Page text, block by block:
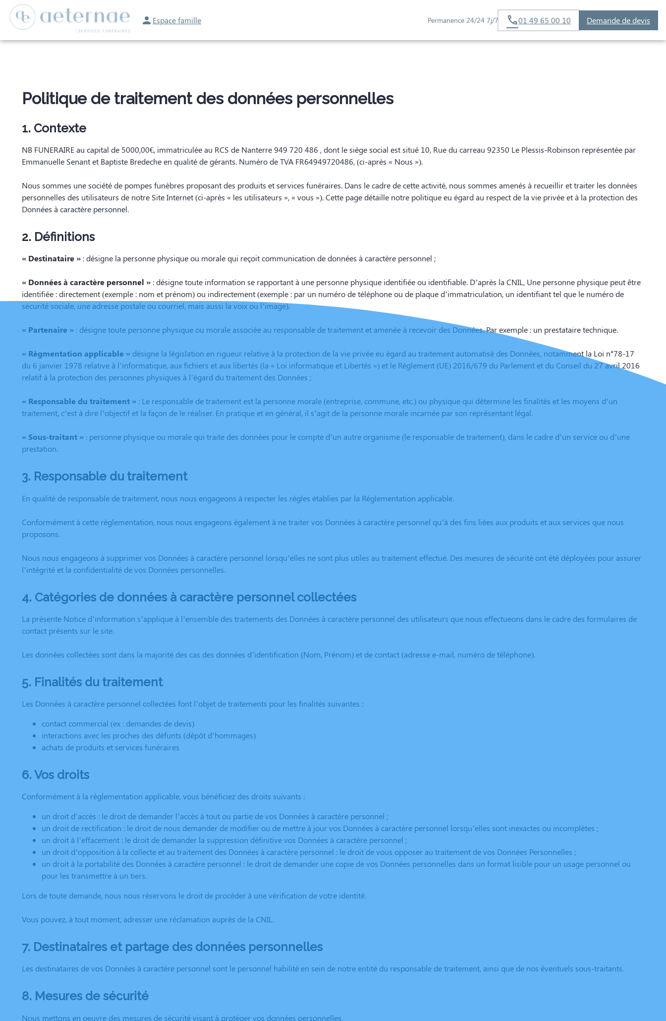
Espace famille Permanence 24/24 7j/7 01 49 65 00 10 Demande de devis
ORGANISER DES OBSÈQUESPRÉVOIR SES OBSÈQUESMONUMENTS FUNÉRAIRES ESPACES HOMMAGES
Politique de traitement des données personnelles
1. Contexte
NB FUNERAIRE au capital de 5000,00€, immatriculée au RCS de Nanterre 949 720 486 , dont le siège social est situé 10, Rue du carreau 92350 Le Plessis-Robinson représentée par
Emmanuelle Senant et Baptiste Bredeche en qualité de gérants. Numéro de TVA FR64949720486, (ci-après « Nous »).
Nous sommes une société de pompes funèbres proposant des produits et services funéraires. Dans le cadre de cette activité, nous sommes amenés à recueillir et traiter les données
personnelles des utilisateurs de notre Site Internet (ci-après « les utilisateurs », « vous »). Cette page détaille notre politique eu égard au respect de la vie privée et à la protection des
Données à caractère personnel.
2. Définitions
« Destinataire » : désigne la personne physique ou morale qui reçoit communication de données à caractère personnel ;
« Données à caractère personnel » : désigne toute information se rapportant à une personne physique identifiée ou identifiable. D’après la CNIL, Une personne physique peut être
identifiée : directement (exemple : nom et prénom) ou indirectement (exemple : par un numéro de téléphone ou de plaque d’immatriculation, un identifiant tel que le numéro de
sécurité sociale, une adresse postale ou courriel, mais aussi la voix ou l’image).
« Partenaire » : désigne toute personne physique ou morale associée au responsable de traitement et amenée à recevoir des Données. Par exemple : un prestataire technique.
« Règmentation applicable » désigne la législation en rigueur relative à la protection de la vie privée eu égard au traitement automatisé des Données, notamment la Loi n°78-17
du 6 janvier 1978 relative à l’informatique, aux fichiers et aux libertés (la « Loi informatique et Libertés ») et le Règlement (UE) 2016/679 du Parlement et du Conseil du 27 avril 2016
relatif à la protection des personnes physiques à l’égard du traitement des Données ;
« Responsable du traitement » : Le responsable de traitement est la personne morale (entreprise, commune, etc.) ou physique qui détermine les finalités et les moyens d’un
traitement, c’est à dire l’objectif et la façon de le réaliser. En pratique et en général, il s’agit de la personne morale incarnée par son représentant légal.
« Sous-traitant » : personne physique ou morale qui traite des données pour le compte d’un autre organisme (le responsable de traitement), dans le cadre d’un service ou d’une
prestation.
3. Responsable du traitement
En qualité de responsable de traitement, nous nous engageons à respecter les règles établies par la Réglementation applicable.
Conformément à cette règlementation, nous nous engageons également à ne traiter vos Données à caractère personnel qu’à des fins liées aux produits et aux services que nous
proposons.
Nous nous engageons à supprimer vos Données à caractère personnel lorsqu’elles ne sont plus utiles au traitement effectué. Des mesures de sécurité ont été déployées pour assurer
l’intégrité et la confidentialité de vos Données personnelles.
4. Catégories de données à caractère personnel collectées
La présente Notice d’information s’applique à l’ensemble des traitements des Données à caractère personnel des utilisateurs que nous effectueons dans le cadre des formulaires de
contact présents sur le site.
Les données collectées sont dans la majorité des cas des données d’identification (Nom, Prénom) et de contact (adresse e-mail, numéro de téléphone).
5. Finalités du traitement
Les Données à caractère personnel collectées font l’objet de traitements pour les finalités suivantes :
contact commercial (ex : demandes de devis)
interactions avec les proches des défunts (dépôt d’hommages)
achats de produits et services funéraires
6. Vos droits
Conformément à la règlementation applicable, vous bénéficiez des droits suivants :
un droit d’accès : le droit de demander l’accès à tout ou partie de vos Données à caractère personnel ;
un droit de rectification : le droit de nous demander de modifier ou de mettre à jour vos Données à caractère personnel lorsqu’elles sont inexactes ou incomplètes ;
un droit à l’effacement : le droit de demander la suppression définitive vos Données à caractère personnel ;
un droit d’opposition à la collecte et au traitement des Données à caractère personnel : le droit de vous opposer au traitement de vos Données Personnelles ;
un droit à la portabilité des Données à caractère personnel : le droit de demander une copie de vos Données personnelles dans un format lisible pour un usage personnel ou
pour les transmettre à un tiers.
Lors de toute demande, nous nous réservons le droit de procéder à une vérification de votre identité.
Vous pouvez, à tout moment, adresser une réclamation auprès de la CNIL.
7. Destinataires et partage des données personnelles
Les destinataires de vos Données à caractère personnel sont le personnel habilité en sein de notre entité du responsable de traitement, ainsi que de nos éventuels sous-traitants.
8. Mesures de sécurité
Nous mettons en oeuvre des mesures de sécurité visant à protéger vos données personnelles.